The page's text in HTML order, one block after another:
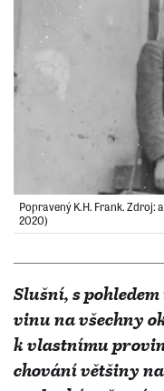
Popravený K.H. Frank. Zdroj:
2020)
Slušní, s
vinu na všechny
k vlastnímu
chování většiny